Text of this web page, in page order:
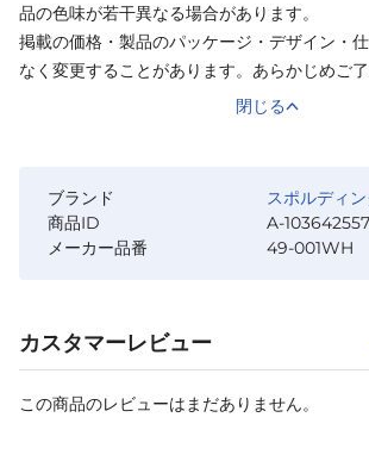
品の色味が若干異なる場合があります。
掲載の価格・製品のパッケージ・デザイン・
なく変更することがあります。あらかじめご了
閉じる
ブランド
スポルディ
商品ID
A-
メーカー品番
49-001WH
カスタマーレビュー
この商品のレビューはまだありません。